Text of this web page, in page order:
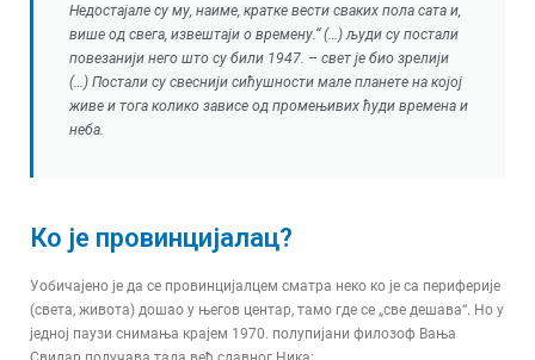
Недостајале су му, наиме, кратке вести сваких пола сата и,
више од свега, извештаји о времену.“ (…) људи су постали
повезанији него што су били 1947. – свет је био зрелији
(…) Постали су свеснији сићушности мале планете на којој
живе и тога колико зависе од промењивих ћуди времена и
неба.
Ко је провинцијалац?
Уобичајено је да се провинцијалцем сматра неко ко је са периферије
(света, живота) дошао у његов центар, тамо где се „све дешава“. Но у
једној паузи снимања крајем 1970. полупијани филозоф Вања